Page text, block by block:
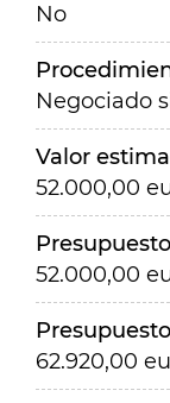
No
Negociado
Valor
52.000,00
52.000,00
62.920,00